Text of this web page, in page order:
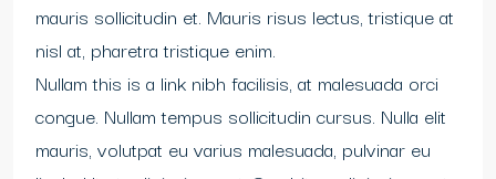
mauris sollicitudin et. Mauris risus lectus, tristique at
nisl at, pharetra tristique enim.
Nullam this is a link nibh facilisis, at malesuada orci
congue. Nullam tempus sollicitudin cursus. Nulla elit
mauris, volutpat eu varius malesuada, pulvinar eu